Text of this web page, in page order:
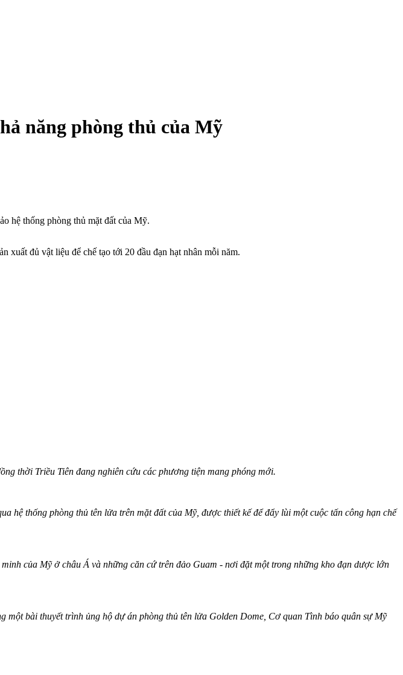
năng phòng thủ của Mỹ
hệ thống phòng thủ mặt đất của Mỹ.
xuất đủ vật liệu để chế tạo tới 20 đầu đạn hạt nhân mỗi năm.
thời Triều Tiên đang nghiên cứu các phương tiện mang phóng mới.
hệ thống phòng thủ tên lửa trên mặt đất của Mỹ, được thiết kế để đẩy lùi một cuộc tấn công hạn chế
của Mỹ ở châu Á và những căn cứ trên đảo Guam - nơi đặt một trong những kho đạn dược lớn
bài thuyết trình ủng hộ dự án phòng thủ tên lửa Golden Dome, Cơ quan Tình báo quân sự Mỹ